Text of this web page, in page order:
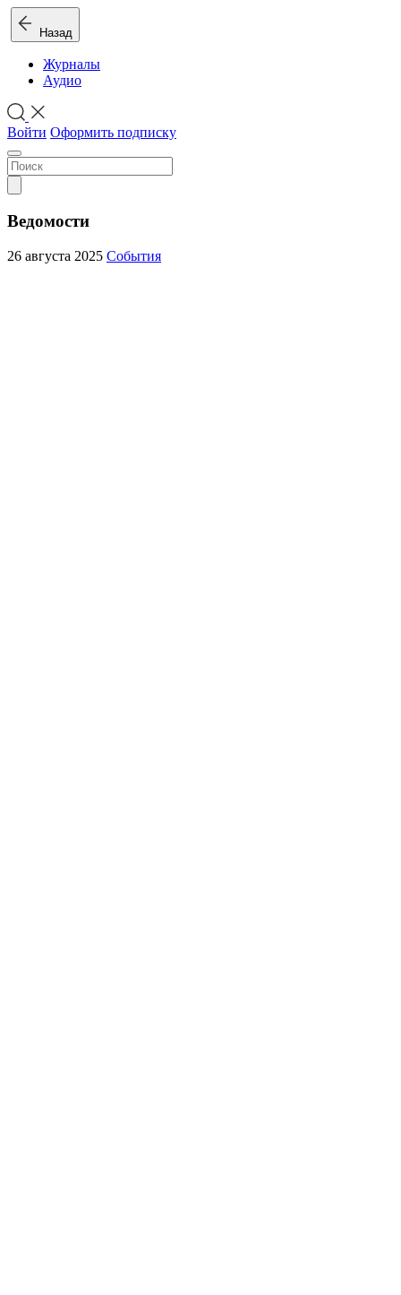
Назад
Журналы
Аудио
Войти Оформить подписку
Ведомости
26 августа 2025 События